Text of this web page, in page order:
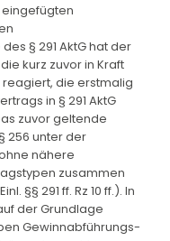
eingefügten
§ 291 AktG hat der
kurz zuvor in Kraft
die erstmalig
in § 291 AktG
zuvor geltende
256 unter der
nähere
zusammen
§§ 291 ff. Rz 10 ff.). In
der Grundlage
Gewinnabführungs-